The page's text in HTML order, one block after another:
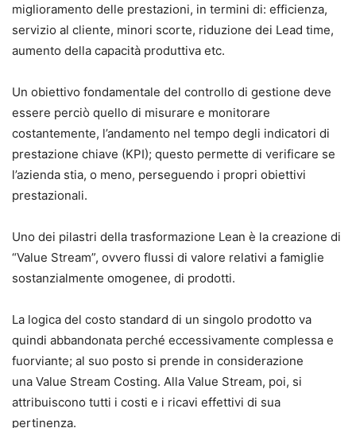
miglioramento delle prestazioni, in termini di: efficienza,
servizio al cliente, minori scorte, riduzione dei Lead time,
aumento della capacità produttiva etc.
Un obiettivo fondamentale del controllo di gestione deve
essere perciò quello di misurare e monitorare
costantemente, l’andamento nel tempo degli indicatori di
prestazione chiave (KPI); questo permette di verificare se
l’azienda stia, o meno, perseguendo i propri obiettivi
prestazionali.
Uno dei pilastri della trasformazione Lean è la creazione di
“Value Stream”, ovvero flussi di valore relativi a famiglie
sostanzialmente omogenee, di prodotti.
La logica del costo standard di un singolo prodotto va
quindi abbandonata perché eccessivamente complessa e
fuorviante; al suo posto si prende in considerazione
una Value Stream Costing. Alla Value Stream, poi, si
attribuiscono tutti i costi e i ricavi effettivi di sua
pertinenza.